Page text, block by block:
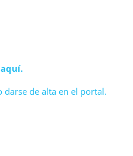
de alta en el portal.